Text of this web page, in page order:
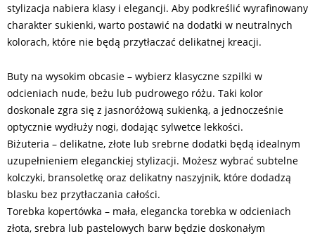
stylizacja nabiera klasy i elegancji. Aby podkreślić wyrafinowany
charakter sukienki, warto postawić na dodatki w neutralnych
kolorach, które nie będą przytłaczać delikatnej kreacji.
Buty na wysokim obcasie – wybierz klasyczne szpilki w
odcieniach nude, beżu lub pudrowego różu. Taki kolor
doskonale zgra się z jasnoróżową sukienką, a jednocześnie
optycznie wydłuży nogi, dodając sylwetce lekkości.
Biżuteria – delikatne, złote lub srebrne dodatki będą idealnym
uzupełnieniem eleganckiej stylizacji. Możesz wybrać subtelne
kolczyki, bransoletkę oraz delikatny naszyjnik, które dodadzą
blasku bez przytłaczania całości.
Torebka kopertówka – mała, elegancka torebka w odcieniach
złota, srebra lub pastelowych barw będzie doskonałym